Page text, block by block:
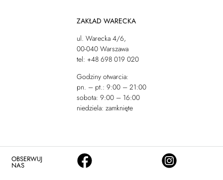
ZAKŁAD WARECKA
ul. Warecka 4/6,
00-040 Warszawa
tel: +48 698 019 020
Godziny otwarcia:
pn. – pt.: 9:00 – 21:00
sobota: 9:00 – 16:00
niedziela: zamknięte
OBSERWUJ
NAS